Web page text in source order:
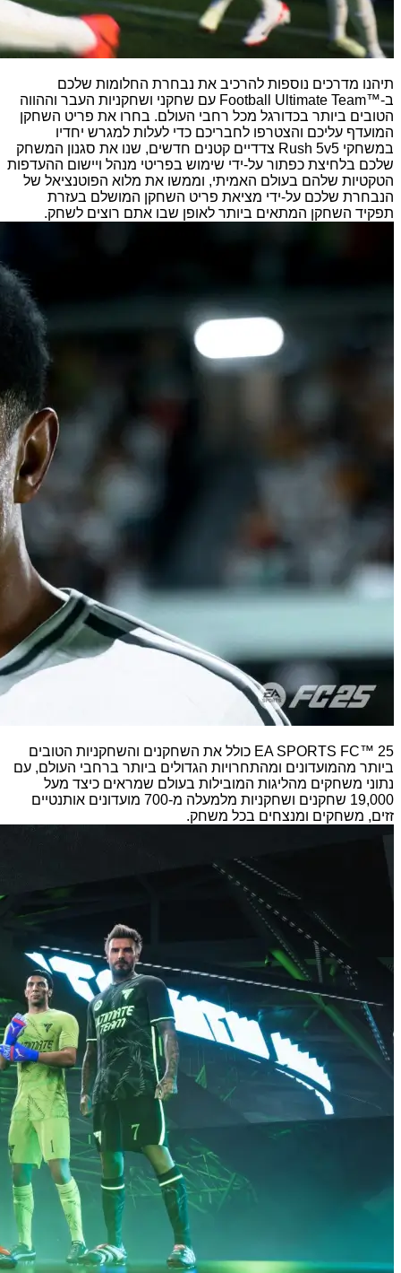
תיהנו מדרכים נוספות להרכיב את נבחרת החלומות שלכם
ב-™Football Ultimate Team עם שחקני ושחקניות העבר וההווה
הטובים ביותר בכדורגל מכל רחבי העולם. בחרו את פריט השחקן
המועדף עליכם והצטרפו לחבריכם כדי לעלות למגרש יחדיו
במשחקי Rush 5v5 צדדיים קטנים חדשים, שנו את סגנון המשחק
שלכם בלחיצת כפתור על-ידי שימוש בפריטי מנהל ויישום ההעדפות
הטקטיות שלהם בעולם האמיתי, וממשו את מלוא הפוטנציאל של
הנבחרת שלכם על-ידי מציאת פריט השחקן המושלם בעזרת
תפקיד השחקן המתאים ביותר לאופן שבו אתם רוצים לשחק.
EA SPORTS FC™ 25 כולל את השחקנים והשחקניות הטובים
ביותר מהמועדונים ומהתחרויות הגדולים ביותר ברחבי העולם, עם
נתוני משחקים מהליגות המובילות בעולם שמראים כיצד מעל
19,000 שחקנים ושחקניות מלמעלה מ-700 מועדונים אותנטיים
זזים, משחקים ומנצחים בכל משחק.